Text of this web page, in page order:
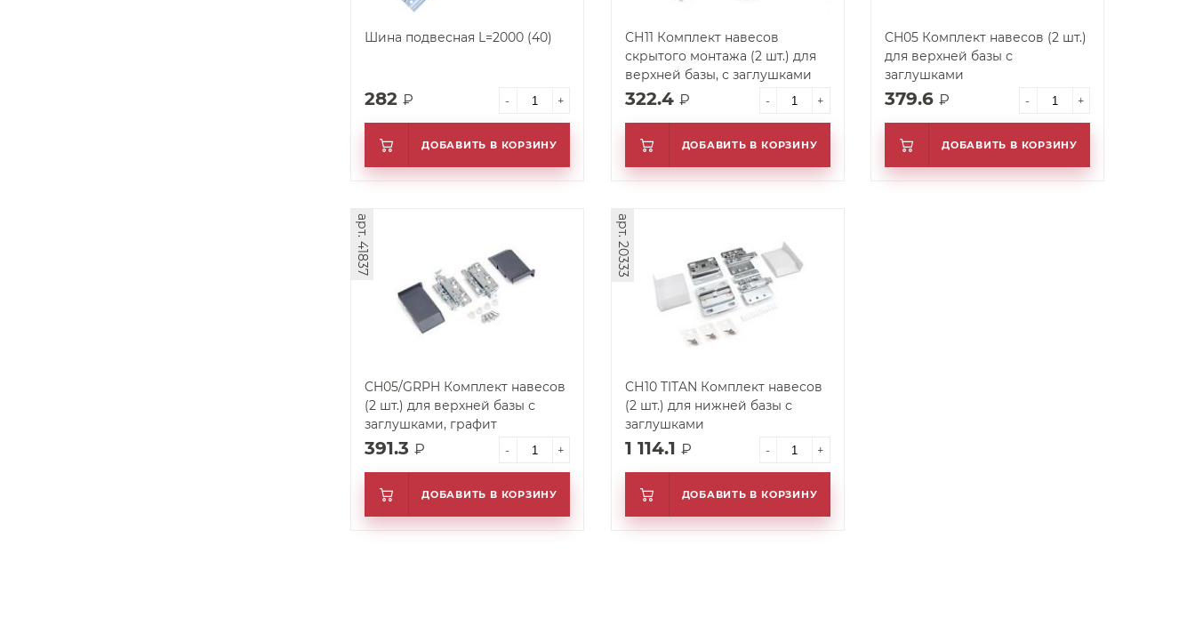
Шина подвесная L=2000 (40)
282 ₽ - +
ДОБАВИТЬ В КОРЗИНУ
СН11 Комплект навесов
скрытого монтажа (2 шт.) для
верхней базы, с заглушками
322.4 ₽ - +
ДОБАВИТЬ В КОРЗИНУ
CH05 Комплект навесов (2 шт.)
для верхней базы с
заглушками
379.6 ₽ - +
ДОБАВИТЬ В КОРЗИНУ
CH05/GRPH Комплект навесов
(2 шт.) для верхней базы с
заглушками, графит
арт. 41837
391.3 ₽ - +
ДОБАВИТЬ В КОРЗИНУ
СН10 TITAN Комплект навесов
(2 шт.) для нижней базы с
заглушками
арт. 20333
1 114.1 ₽ - +
ДОБАВИТЬ В КОРЗИНУ